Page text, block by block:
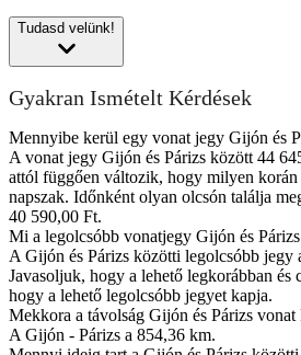
Tudasd velünk!
Gyakran Ismételt Kérdések
Mennyibe kerül egy vonat jegy Gijón és
A vonat jegy Gijón és Párizs között 44
attól függően változik, hogy milyen korán
napszak. Időnként olyan olcsón találja
40 590,00 Ft.
Mi a legolcsóbb vonatjegy Gijón és
A Gijón és Párizs közötti legolcsóbb jegy
Javasoljuk, hogy a lehető legkorábban
hogy a lehető legolcsóbb jegyet kapja.
Mekkora a távolság Gijón és Párizs vonat
A Gijón - Párizs a 854,36 km.